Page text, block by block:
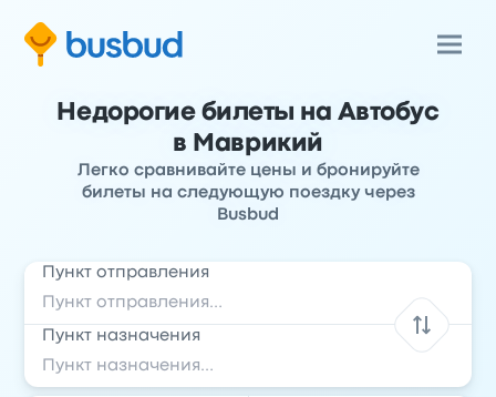
Недорогие билеты на Автобус
в Маврикий
Легко сравнивайте цены и бронируйте
билеты на следующую поездку через
Busbud
Пункт отправления
Пункт назначения